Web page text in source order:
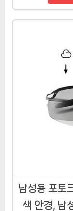
남성용 포토
색 안경, 남